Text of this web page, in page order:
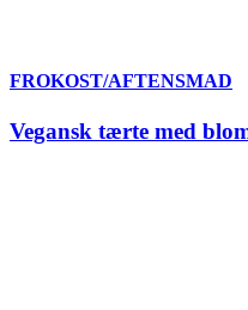
FROKOST/AFTENSMAD
Vegansk tærte med